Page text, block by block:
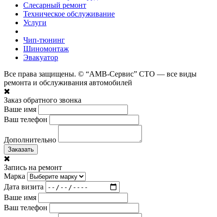
Слесарный ремонт
Техническое обслуживание
Услуги
Чип-тюнинг
Шиномонтаж
Эвакуатор
Все права защищены. © “АМВ-Сервис” СТО — все виды
ремонта и обслуживания автомобилей
Заказ обратного звонка
Ваше имя
Ваш телефон
Дополнительно
Заказать
Запись на ремонт
Марка
Дата визита
Ваше имя
Ваш телефон